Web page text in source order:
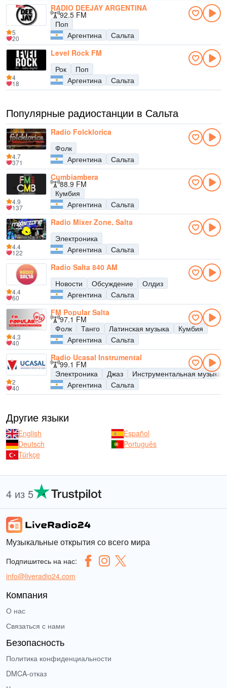
RADIO DEEJAY ARGENTINA
92.5 FM
Поп
Аргентина
Сальта
5
20
Level Rock FM
Рок
Поп
Аргентина
Сальта
4
18
Популярные радиостанции в Сальта
Radio Folcklorica
Фолк
Аргентина
Сальта
4.7
371
Cumbiambera
88.9 FM
Кумбия
Аргентина
Сальта
4.9
137
Radio Mixer Zone, Salta
Электроника
Аргентина
Сальта
4.4
122
Radio Salta 840 AM
Новости
Обсуждение
Олдиз
Аргентина
Сальта
4.4
60
FM Popular Salta
97.1 FM
Фолк
Танго Латинская музыка
Кумбия
Аргентина
Сальта
4.3
40
Radio Ucasal Instrumental
99.1 FM
Электроника
Джаз
Инструментальная музыка
Аргентина
Сальта
2
40
Другие языки
English
Español
Deutsch
Português
Türkçe
4 из 5
Музыкальные открытия со всего мира
Подпишитесь на нас:
info@liveradio24.com
Компания
О нас
Связаться с нами
Безопасность
Политика конфиденциальности
DMCA-отказ